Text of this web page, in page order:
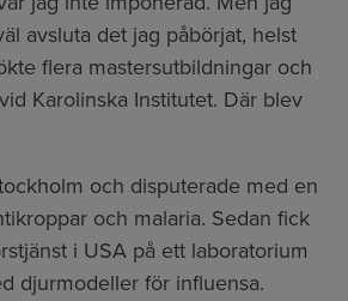
avsluta det jag påbörjat, helst
flera mastersutbildningar och
Karolinska Institutet. Där blev
och disputerade med en
och malaria. Sedan fick
i USA på ett laboratorium
djurmodeller för influensa.